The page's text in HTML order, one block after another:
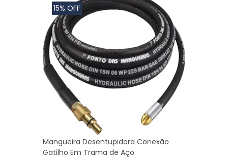
15% OFF
Mangueira Desentupidora Conexão
Gatilho Em Trama de Aço